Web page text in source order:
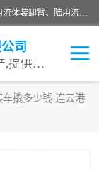
连云港深达石化装备有限公司是从事定量装车系统、船用流体装卸臂、陆用流体装卸臂（鹤管）、活动梯、钢构平台等全系列流体装卸设备的设计、制造、销售以及服务的专业供应商。公司始终以客户为中心，密切跟踪国内外油气储运及装卸设备先进技术的发展，以先进的技术、优质的产品、一流的服务，满足客户需求。
司
专业从事流体装卸设备生产,提供全面解决方案，生产与定制服务
车撬多少钱 连云港